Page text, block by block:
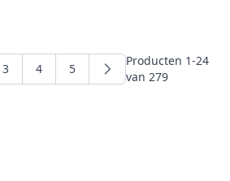
Producten 1-24
van 279
pagina
Pagina
3 Pagina
4 Pagina
5